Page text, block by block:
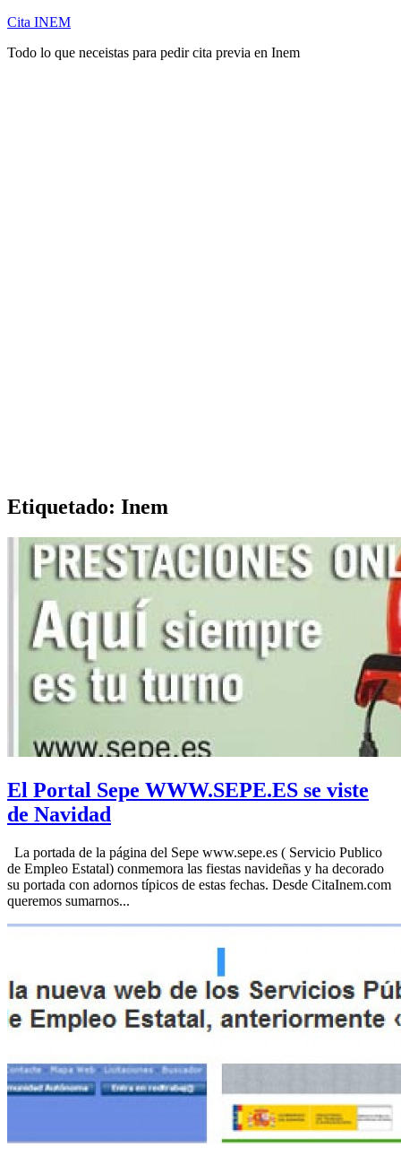
Cita INEM
Todo lo que neceistas para pedir cita previa en Inem
Etiquetado: Inem
El Portal Sepe WWW.SEPE.ES se viste
de Navidad
La portada de la página del Sepe www.sepe.es ( Servicio Publico
de Empleo Estatal) conmemora las fiestas navideñas y ha decorado
su portada con adornos típicos de estas fechas. Desde CitaInem.com
queremos sumarnos...